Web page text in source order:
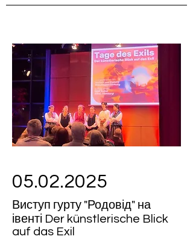
05.02.2025
Виступ гурту "Родовід" на
івенті Der künstlerische Blick
auf das Exil